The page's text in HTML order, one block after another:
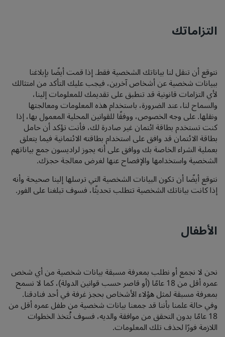
التزاماتك
نتوقع أن تنقل لنا بياناتك الشخصية فقط. إذا قمت أيضًا بإبلاغنا
ببيانات شخصية عن أشخاص آخرين، فيجب عليك التأكد من امتثالك
لأي التزامات قانونية قد تنطبق على تقديمك للمعلومات إلينا،
والسماح لنا، عند الضرورة، باستخدام هذه المعلومات ومعالجتها
ونقلها. على وجه الخصوص، ووفقًا للقوانين المحلية المعمول بها، إذا
كنت تستخدم بطاقة ائتمان غير صادرة لك، فأنت تؤكد أن حامل
بطاقة الائتمان قد وافق على استخدام بطاقته الائتمانية فيما يتعلق
بعملية الشراء الخاصة بك ووافق على أنه يجوز لراديسون جمع بياناتهم
الشخصية واستخدامها والإفصاح عنها لغرض معالجة حجزك.
نتوقع أيضًا أن تكون البيانات الشخصية التي ترسلها إلينا صحيحة وأنه
إذا كانت بياناتك الشخصية تتطلب تحديثًا، فسوف تبلغنا على الفور.
الأطفال
نحن لا نجمع أو نطلب بمعرفة مسبقة بيانات شخصية من أي شخص
عمره أقل من 18 عامًا (أو قاصر حسب قوانين الدولة)، كما لا نسمح
بمعرفة مسبقة لمثل هؤلاء الأشخاص بحجز غرفة في أحد فنادقنا.
وفي حالة علمنا بأننا قد جمعنا بيانات شخصية من طفل عمره أقل من
18 عامًا بدون التحقق من موافقة والديه، فسوف تُتخذ الخطوات
اللازمة فورًا لحذف تلك المعلومات.